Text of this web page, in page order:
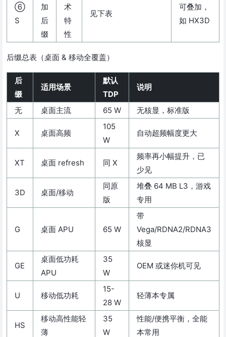
⑥
S
加
后
缀
术
特
性
见下表
可叠加，
如 HX3D
后缀总表（桌面 & 移动全覆盖）
后
缀
适用场景
默认
TDP
说明
无 桌面主流 65 W 无核显，标准版
X 桌面高频
105
W
自动超频幅度更大
XT 桌面 refresh 同 X
频率再小幅提升，已
少见
3D 桌面/移动
同原
版
堆叠 64 MB L3，游戏
专用
G 桌面 APU 65 W
带
Vega/RDNA2/RDNA3
核显
GE
桌面低功耗
APU
35
W
OEM 或迷你机可见
U 移动低功耗
15-
28 W
轻薄本专属
HS
移动高性能轻
薄
35
W
性能/便携平衡，全能
本常用